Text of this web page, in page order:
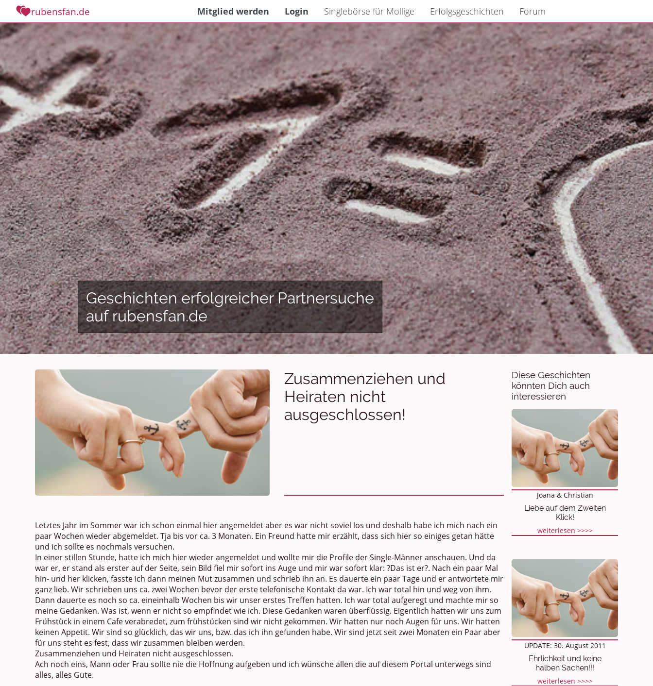
rubensfan.de Mitglied werden Login Singlebörse für Mollige Erfolgsgeschichten Forum
Geschichten erfolgreicher Partnersuche
auf rubensfan.de
Zusammenziehen und
Heiraten nicht
ausgeschlossen!
Letztes Jahr im Sommer war ich schon einmal hier angemeldet aber es war nicht soviel los und deshalb habe ich mich nach ein
paar Wochen wieder abgemeldet. Tja bis vor ca. 3 Monaten. Ein Freund hatte mir erzählt, dass sich hier so einiges getan hätte
und ich sollte es nochmals versuchen.
In einer stillen Stunde, hatte ich mich hier wieder angemeldet und wollte mir die Profile der Single-Männer anschauen. Und da
war er, er stand als erster auf der Seite, sein Bild fiel mir sofort ins Auge und mir war sofort klar: ?Das ist er?. Nach ein paar Mal
hin- und her klicken, fasste ich dann meinen Mut zusammen und schrieb ihn an. Es dauerte ein paar Tage und er antwortete mir
ganz lieb. Wir schrieben uns ca. zwei Wochen bevor der erste telefonische Kontakt da war. Ich war total hin und weg von ihm.
Dann dauerte es noch so ca. eineinhalb Wochen bis wir unser erstes Treffen hatten. Ich war total aufgeregt und machte mir so
meine Gedanken. Was ist, wenn er nicht so empfindet wie ich. Diese Gedanken waren überflüssig. Eigentlich hatten wir uns zum
Frühstück in einem Cafe verabredet, zum frühstücken sind wir nicht gekommen. Wir hatten nur noch Augen für uns. Wir hatten
keinen Appetit. Wir sind so glücklich, das wir uns, bzw. das ich ihn gefunden habe. Wir sind jetzt seit zwei Monaten ein Paar aber
für uns steht es fest, dass wir zusammen bleiben werden.
Zusammenziehen und Heiraten nicht ausgeschlossen.
Ach noch eins, Mann oder Frau sollte nie die Hoffnung aufgeben und ich wünsche allen die auf diesem Portal unterwegs sind
alles, alles Gute.
Diese Geschichten
könnten Dich auch
interessieren
Joana & Christian
Liebe auf dem Zweiten
Klick!
weiterlesen >>>>
UPDATE: 30. August 2011
Ehrlichkeit und keine
halben Sachen!!!
weiterlesen >>>>